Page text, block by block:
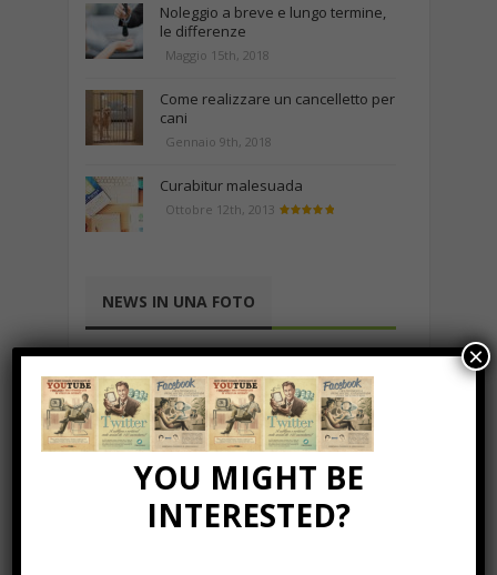
Noleggio a breve e lungo termine,
le differenze
Maggio 15th, 2018
Come realizzare un cancelletto per
cani
Gennaio 9th, 2018
Curabitur malesuada
Ottobre 12th, 2013
NEWS IN UNA FOTO
YOU MIGHT BE
INTERESTED?
×